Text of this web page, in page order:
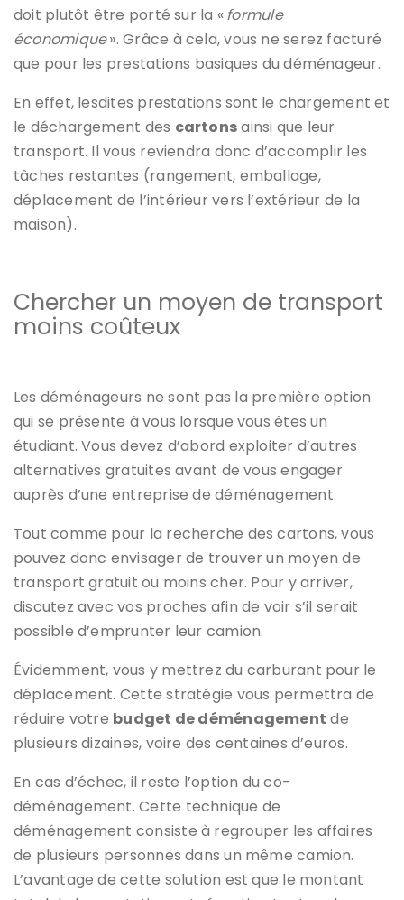
doit plutôt être porté sur la «formule
économique». Grâce à cela, vous ne serez facturé
que pour les prestations basiques du déménageur.
En effet, lesdites prestations sont le chargement et
le déchargement des cartonsainsi que leur
transport. Il vous reviendra donc d’accomplir les
tâches restantes (rangement, emballage,
déplacement de l’intérieur vers l’extérieur de la
maison).
Chercher un moyen de transport
moins coûteux
Les déménageurs ne sont pas la première option
qui se présente à vous lorsque vous êtes un
étudiant. Vous devez d’abord exploiter d’autres
alternatives gratuites avant de vous engager
auprès d’une entreprise de déménagement.
Tout comme pour la recherche des cartons, vous
pouvez donc envisager de trouver un moyen de
transport gratuit ou moins cher. Pour y arriver,
discutez avec vos proches afin de voir s’il serait
possible d’emprunter leur camion.
Évidemment, vous y mettrez du carburant pour le
déplacement. Cette stratégie vous permettra de
réduire votre budget de déménagement de
plusieurs dizaines, voire des centaines d’euros.
En cas d’échec, il reste l’option du co-
déménagement. Cette technique de
déménagement consiste à regrouper les affaires
de plusieurs personnes dans un même camion.
L’avantage de cette solution est que le montant